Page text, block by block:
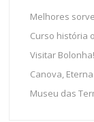
Melhores
Curso história
Visitar Bolonha!
Canova,
Museu das